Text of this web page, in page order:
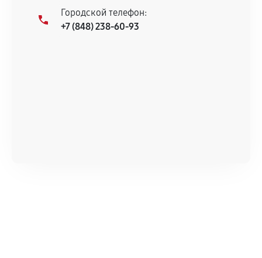
Городской телефон:
+7 (848) 238-60-93